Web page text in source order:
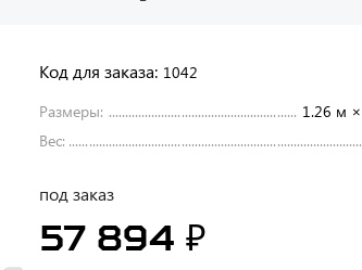
Код для заказа: 1042
Размеры:
1.26 м
Вес:
под заказ
57 894 ₽